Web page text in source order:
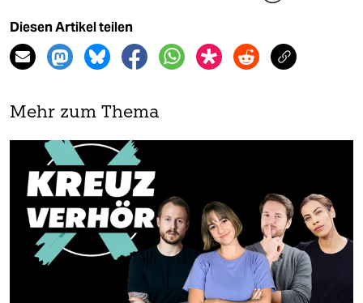
Diesen Artikel teilen
Mehr zum Thema